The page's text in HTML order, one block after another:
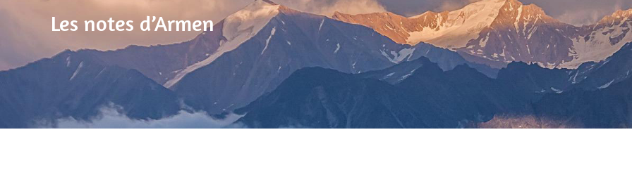
Les notes d’Armen